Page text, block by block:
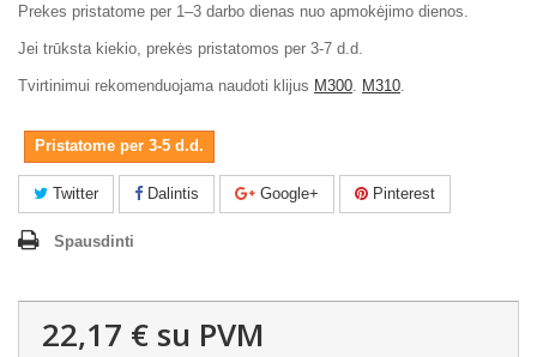
Prekes pristatome per 1–3 darbo dienas nuo apmokėjimo dienos.
Jei trūksta kiekio, prekės pristatomos per 3-7 d.d.
Tvirtinimui rekomenduojama naudoti klijus M300. M310.
Pristatome per 3-5 d.d.
Twitter Dalintis Google+ Pinterest
Spausdinti
22,17 € su PVM